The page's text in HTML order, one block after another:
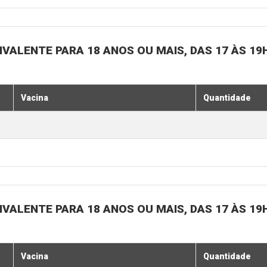
PARA 18 ANOS OU MAIS, DAS 17 ÀS
Vacina Quantidade
PARA 18 ANOS OU MAIS, DAS 17 ÀS
Vacina Quantidade